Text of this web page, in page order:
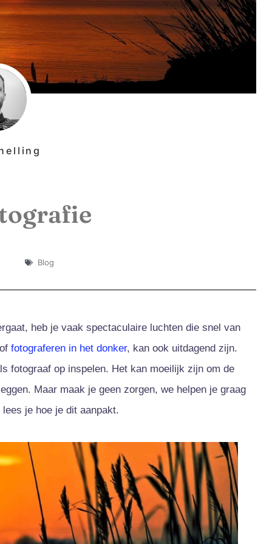
Blog
heb je vaak spectaculaire luchten die snel van
fotograferen in het donker, kan ook uitdagend zijn.
fotograaf op inspelen. Het kan moeilijk zijn om de
Maar maak je geen zorgen, we helpen je graag
je hoe je dit aanpakt.